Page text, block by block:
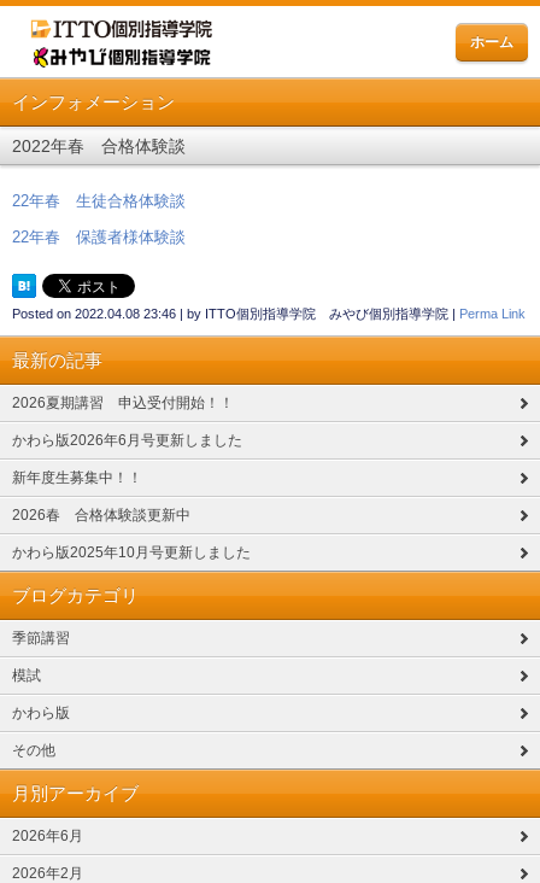
ホーム
インフォメーション
2022年春 合格体験談
22年春 生徒合格体験談
22年春 保護者様体験談
Posted on 2022.04.08 23:46 | by ITTO個別指導学院 みやび個別指導学院 | Perma Link
最新の記事
2026夏期講習 申込受付開始！！
かわら版2026年6月号更新しました
新年度生募集中！！
2026春 合格体験談更新中
かわら版2025年10月号更新しました
ブログカテゴリ
季節講習
模試
かわら版
その他
月別アーカイブ
2026年6月
2026年2月